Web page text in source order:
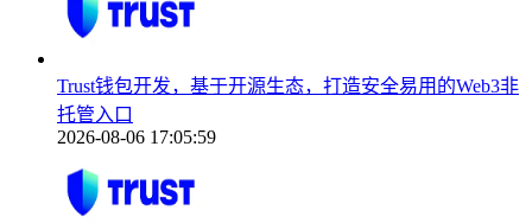
Trust钱包开发，基于开源生态，打造安全易用的Web3非
托管入口
2026-08-06 17:05:59